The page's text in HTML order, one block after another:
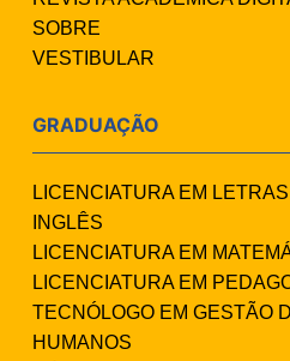
SOBRE
VESTIBULAR
GRADUAÇÃO
LICENCIATURA EM
INGLÊS
LICENCIATURA EM
LICENCIATURA EM
TECNÓLOGO EM GESTÃO
HUMANOS